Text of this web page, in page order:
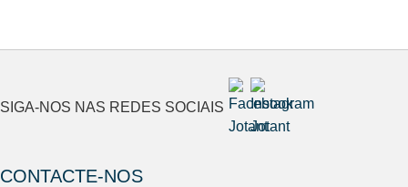
SIGA-NOS NAS REDES SOCIAIS
CONTACTE-NOS